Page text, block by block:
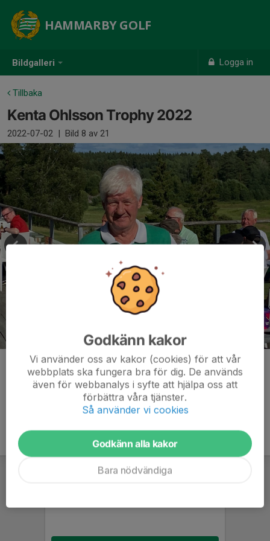
Bildgalleri Logga in
HAMMARBY GOLF
Tillbaka
Kenta Ohlsson Trophy 2022
2022-07-02 | Bild 8 av 21
Kommentarer
Godkänn kakor
Vi använder oss av kakor (cookies) för att vår
webbplats ska fungera bra för dig. De används
även för webbanalys i syfte att hjälpa oss att
förbättra våra tjänster.
Så använder vi cookies
Godkänn alla kakor
Bara nödvändiga